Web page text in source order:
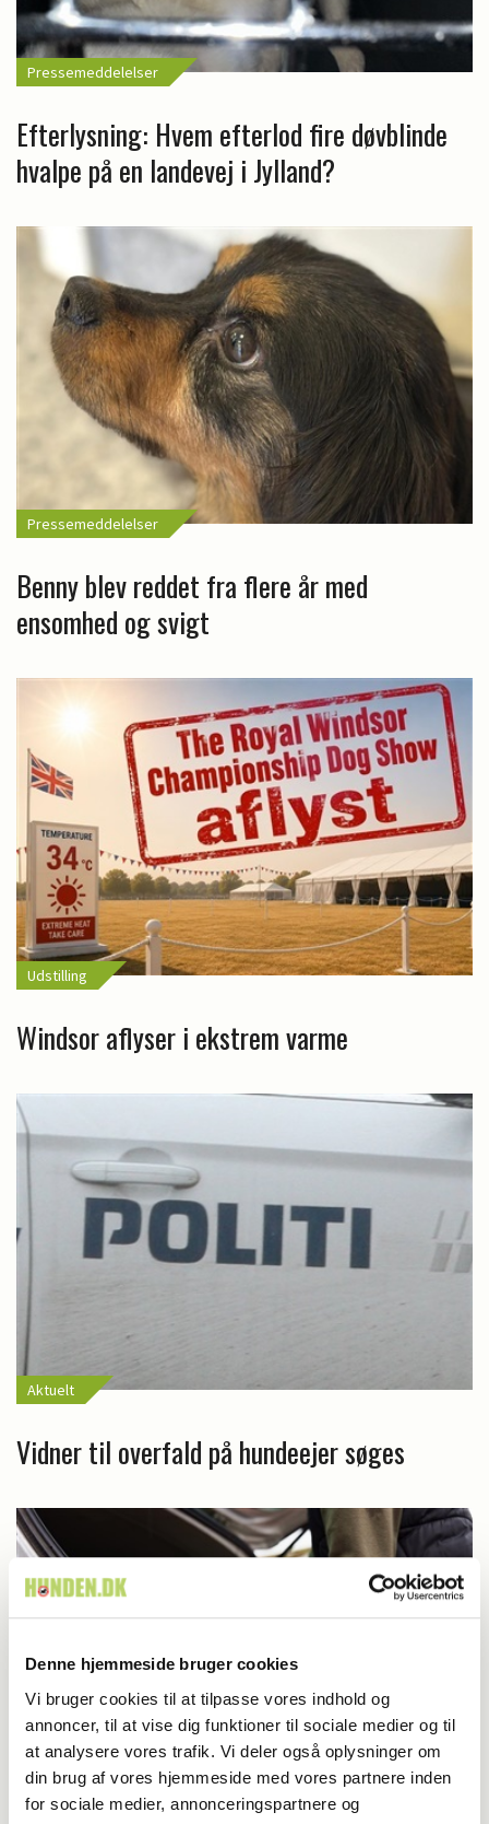
Denne hjemmeside bruger cookies
Vi bruger cookies til at tilpasse vores indhold og
annoncer, til at vise dig funktioner til sociale medier og til
at analysere vores trafik. Vi deler også oplysninger om
din brug af vores hjemmeside med vores partnere inden
for sociale medier, annonceringspartnere og
Pressemeddelelser
Efterlysning: Hvem efterlod fire døvblinde
hvalpe på en landevej i Jylland?
Pressemeddelelser
Benny blev reddet fra flere år med
ensomhed og svigt
Udstilling
Windsor aflyser i ekstrem varme
Aktuelt
Vidner til overfald på hundeejer søges
Aktuelt